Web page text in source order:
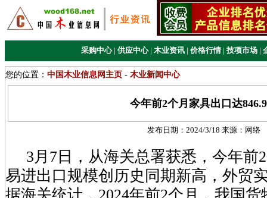
采购中心 | 供应中心 | 木业资讯 | 价格行情 | 技项市场 |
您的位置： 中国木业信息网主页 - 木业新闻中心
今年前2个月家具出口达
发布日期：2024/3/18 来源： 网络
3月7日，从海关总署获悉，今年前
易进出口规模创历史同期新高，外贸